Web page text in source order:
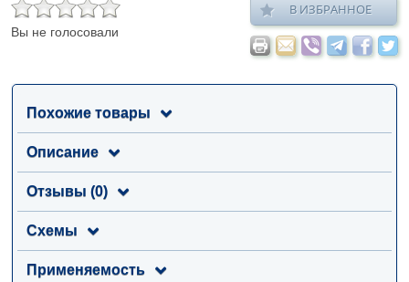
Вы не голосовали
В ИЗБРАННОЕ
Похожие товары
Описание
Отзывы (0)
Схемы
Применяемость